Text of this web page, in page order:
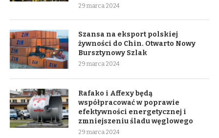
29 marca 2024
Szansa na eksport polskiej
żywności do Chin. Otwarto Nowy
Bursztynowy Szlak
29 marca 2024
Rafako i Affexy będą
współpracować w poprawie
efektywności energetycznej i
zmniejszeniu śladu węglowego
29 marca 2024